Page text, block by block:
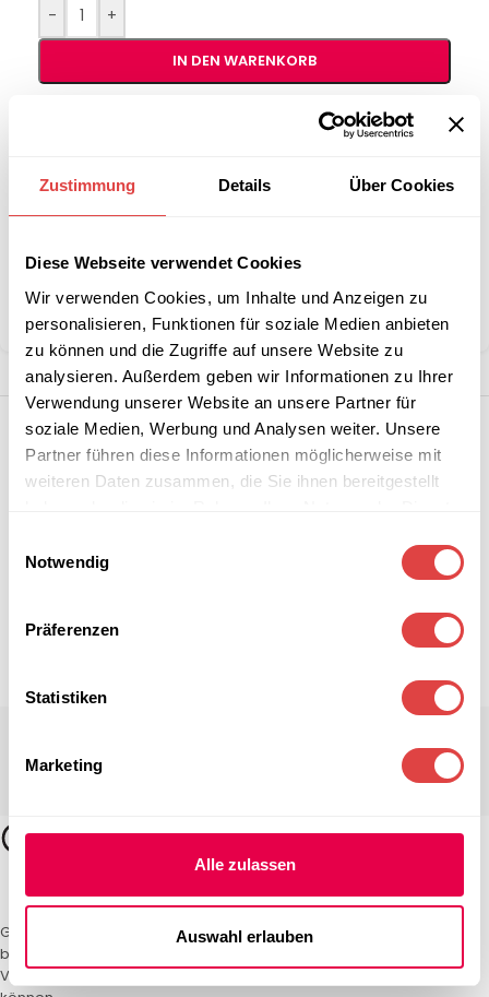
Zustimmung Details Über Cookies
Diese Webseite verwendet Cookies
Wir verwenden Cookies, um Inhalte und Anzeigen zu
personalisieren, Funktionen für soziale Medien anbieten
zu können und die Zugriffe auf unsere Website zu
analysieren. Außerdem geben wir Informationen zu Ihrer
Verwendung unserer Website an unsere Partner für
soziale Medien, Werbung und Analysen weiter. Unsere
Partner führen diese Informationen möglicherweise mit
weiteren Daten zusammen, die Sie ihnen bereitgestellt
Notwendig
Präferenzen
Statistiken
Marketing
Alle zulassen
Auswahl erlauben
- +
IN DEN WARENKORB
Stückzahlen?
B2B-Angebot
Artikelnummer:228537
Teilen:
Gastro Uzal – Ihr Spezialist für Gastronomiemöbel und -textilien. Wir
bieten maßgeschneiderte Lösungen für Restaurants, Hotels und
Veranstaltungen. Qualität und Service, auf die Sie sich verlassen